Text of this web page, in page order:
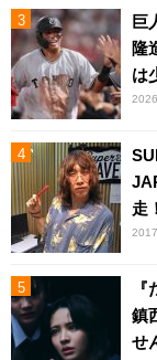
巨
隆
は
走
鎮
せ